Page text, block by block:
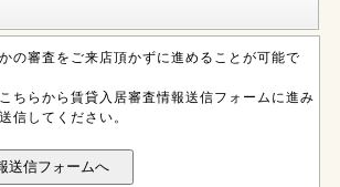
の審査をご来店頂かずに進めることが可能で
ちらから賃貸入居審査情報送信フォームに進み
信してください。